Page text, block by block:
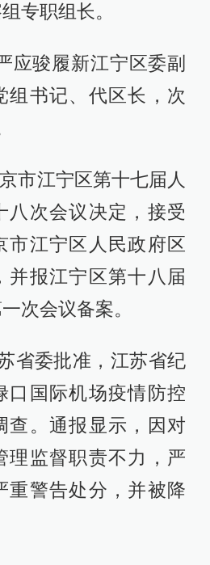
专职组长。
应骏履新江宁区委副
组书记、代区长，次
市江宁区第十七届人
八次会议决定，接受
市江宁区人民政府区
并报江宁区第十八届
次会议备案。
省委批准，江苏省纪
口国际机场疫情防控
查。通报显示，因对
理监督职责不力，严
重警告处分，并被降